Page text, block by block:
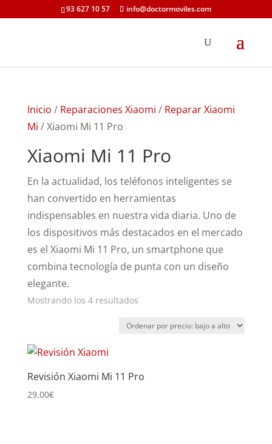
93 627 10 57 info@doctormoviles.com
Inicio / Reparaciones Xiaomi / Reparar Xiaomi
Mi / Xiaomi Mi 11 Pro
Xiaomi Mi 11 Pro
En la actualidad, los teléfonos inteligentes se
han convertido en herramientas
indispensables en nuestra vida diaria. Uno de
los dispositivos más destacados en el mercado
es el Xiaomi Mi 11 Pro, un smartphone que
combina tecnología de punta con un diseño
elegante.
Mostrando los 4 resultadosOrdenado
precio:
Revisión Xiaomi Mi 11 Pro
29,00€